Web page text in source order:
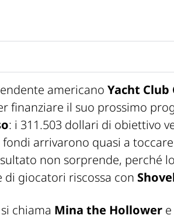
americano Yacht Club
finanziare il suo prossimo
: i 311.503 dollari di obiettivo
arrivarono quasi a
non sorprende, perché
giocatori riscossa con
chiama Mina the Hollower